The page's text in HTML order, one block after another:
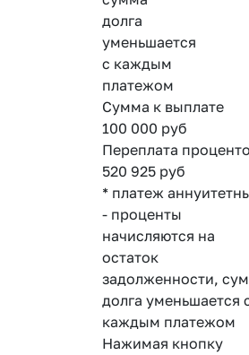
долга
уменьшается
с каждым
платежом
Сумма к выплате
100 000 руб
Переплата
520 925 руб
* платеж
- проценты
начисляются на
остаток
задолженности,
долга уменьшается
каждым платежом
Нажимая кнопку